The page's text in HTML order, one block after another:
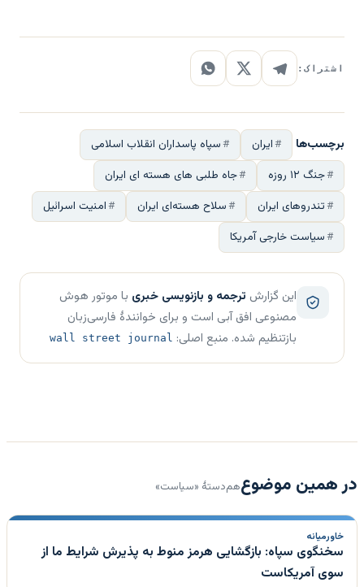
اشتراک:
برچسب‌ها ایران
سپاه پاسداران انقلاب اسلامی
جنگ ۱۲ روزه
جاه طلبی های هسته ای ایران
تندروهای ایران
سلاح هسته‌ای ایران
امنیت اسرائیل
سیاست خارجی آمریکا
این گزارش ترجمه و بازنویسی خبری با موتور هوش
مصنوعی افق آبی است و برای خوانندهٔ فارسی‌زبان
بازتنظیم شده. منبع اصلی: wall street journal
در همین موضوعهم‌دستهٔ «سیاست»
خاورمیانه
سخنگوی سپاه: بازگشایی هرمز منوط به پذیرش شرایط ما از
سوی آمریکاست